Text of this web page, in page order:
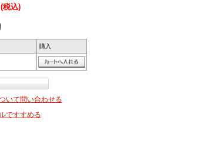
税込)
購入
いて問い合わせる
ですすめる